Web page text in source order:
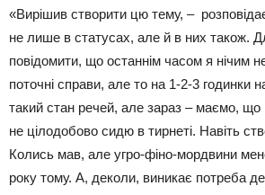
«Вирішив створити цю тему, –
не лише в статусах, але й в них також.
повідомити, що останнім часом я нічим
поточні справи, але то на 1-2-3 годинки
такий стан речей, але зараз – маємо,
не цілодобово сидю в тирнеті. Навіть
Колись мав, але угро-фіно-мордвини
року тому. А, деколи, виникає потреба